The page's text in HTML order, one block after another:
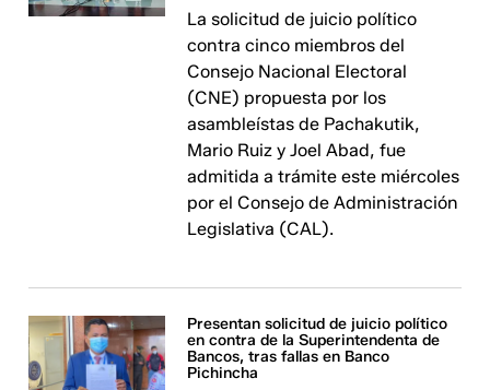
La solicitud de juicio político
contra cinco miembros del
Consejo Nacional Electoral
(CNE) propuesta por los
asambleístas de Pachakutik,
Mario Ruiz y Joel Abad, fue
admitida a trámite este miércoles
por el Consejo de Administración
Legislativa (CAL).
Presentan solicitud de juicio político
en contra de la Superintendenta de
Bancos, tras fallas en Banco
Pichincha